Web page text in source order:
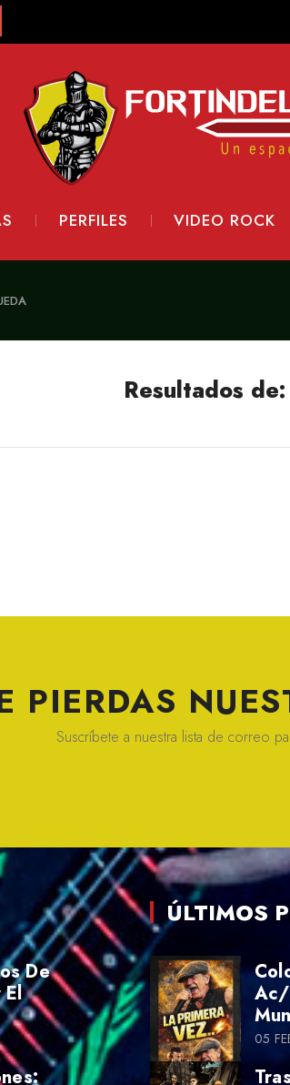
PERFILES VIDEO ROCK
Resultados
PIERDAS
Suscríbete a nuestra lista de correo
De
ÚLTIMOS
Ac/
05